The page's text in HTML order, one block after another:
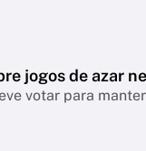
jogos de azar
votar para